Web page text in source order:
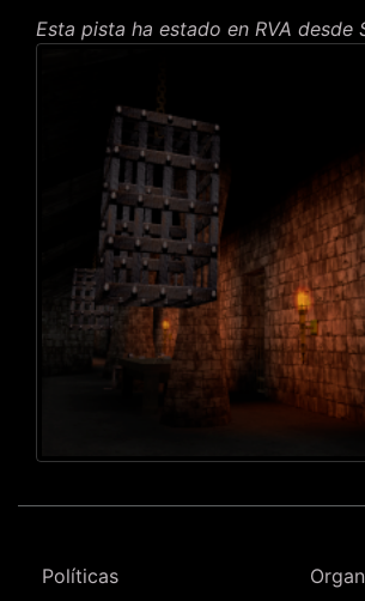
Esta pista ha estado en RVA desde
Políticas